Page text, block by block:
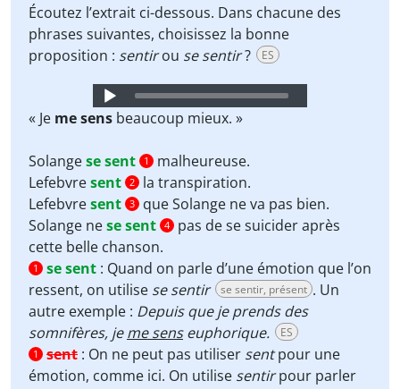
Écoutez l’extrait ci-dessous. Dans chacune des
phrases suivantes, choisissez la bonne
proposition : sentirou se sentir? ES
Audio
Player
« Je me sens beaucoup mieux. »
Solangese sent 1
malheureuse.
Lefebvresent 2
la transpiration.
Lefebvresent 3
que Solange ne va pas bien.
Solange nese sent 4
pas de se suicider après
cette belle chanson.
1 se sent : Quand on parle d’une émotion que l’on
ressent, on utilise se sentir se sentir, présent . Un
autre exemple : Depuis que je prends des
somnifères, jeme senseuphorique. ES
1 sent : On ne peut pas utiliser sentpour une
émotion, comme ici. On utilise sentirpour parler